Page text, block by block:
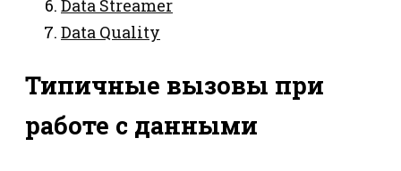
Data Streamer
Data Quality
Типичные вызовы при
работе с данными